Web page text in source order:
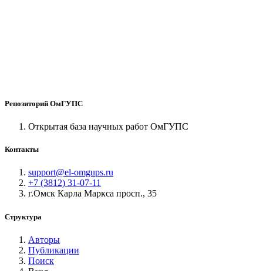
Репозиторий ОмГУПС
Открытая база научных работ ОмГУПС
Контакты
support@el-omgups.ru
+7 (3812) 31-07-11
г.Омск Карла Маркса просп., 35
Структура
Авторы
Публикации
Поиск